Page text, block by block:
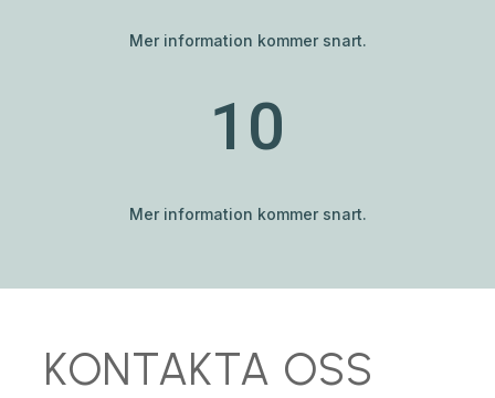
Mer information kommer snart.
10
Mer information kommer snart.
KONTAKTA OSS